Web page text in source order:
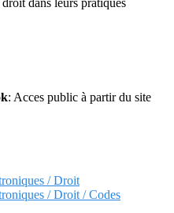
dans leurs pratiques
: Acces public à partir du site
/ Droit
/ Droit / Codes